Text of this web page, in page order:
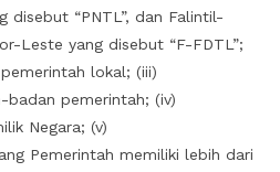
disebut “PNTL”, dan Falintil-
Leste yang disebut “F-FDTL”;
lokal; (iii)
badan pemerintah; (iv)
milik Negara; (v)
Pemerintah memiliki lebih dari